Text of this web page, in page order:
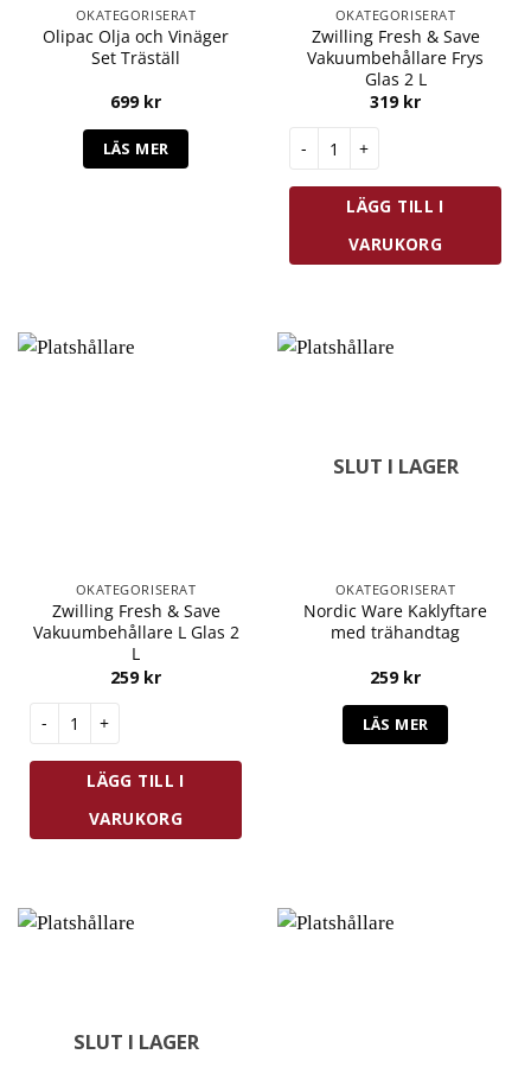
OKATEGORISERAT
Olipac Olja och Vinäger
Set Träställ
699 kr
LÄS MER
OKATEGORISERAT
Zwilling Fresh & Save
Vakuumbehållare Frys
Glas 2 L
319 kr
LÄGG TILL I
VARUKORG
OKATEGORISERAT
Zwilling Fresh & Save
Vakuumbehållare L Glas 2
L
259 kr
Zwilling Fresh & Save Vakuumbehållare L Glas 2 L mängd
LÄGG TILL I
VARUKORG
SLUT I LAGER
OKATEGORISERAT
Nordic Ware Kaklyftare
med trähandtag
259 kr
LÄS MER
SLUT I LAGER